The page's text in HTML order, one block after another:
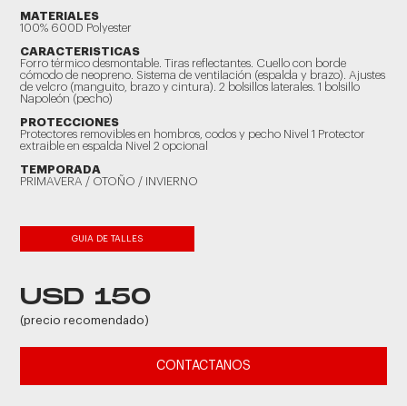
MATERIALES
100% 600D Polyester
CARACTERISTICAS
Forro térmico desmontable. Tiras reflectantes. Cuello con borde
cómodo de neopreno. Sistema de ventilación (espalda y brazo). Ajustes
de velcro (manguito, brazo y cintura). 2 bolsillos laterales. 1 bolsillo
Napoleón (pecho)
PROTECCIONES
Protectores removibles en hombros, codos y pecho Nivel 1 Protector
extraible en espalda Nivel 2 opcional
TEMPORADA
PRIMAVERA / OTOÑO / INVIERNO
GUIA DE TALLES
USD 150
(precio recomendado)
CONTACTANOS